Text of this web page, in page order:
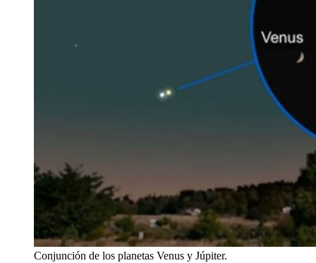
Conjunción de los planetas Venus y Júpiter.